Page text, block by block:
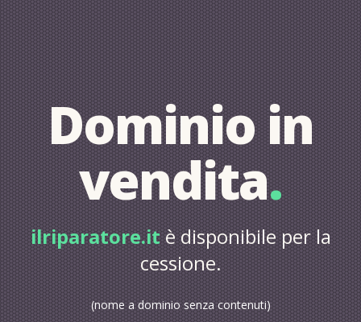
Dominio in
vendita.
ilriparatore.itè disponibile per la
cessione.
(nome a dominio senza contenuti)